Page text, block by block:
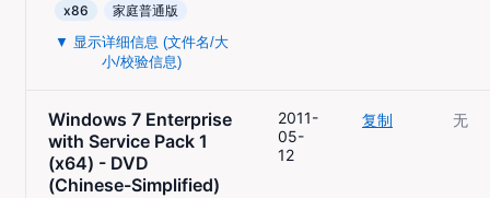
x86
家庭普通版
▼ 显示详细信息 (文件名/大
小/校验信息)
Windows 7 Enterprise
with Service Pack 1
(x64) - DVD
(Chinese-Simplified)
2011-
05-
12
复制 无